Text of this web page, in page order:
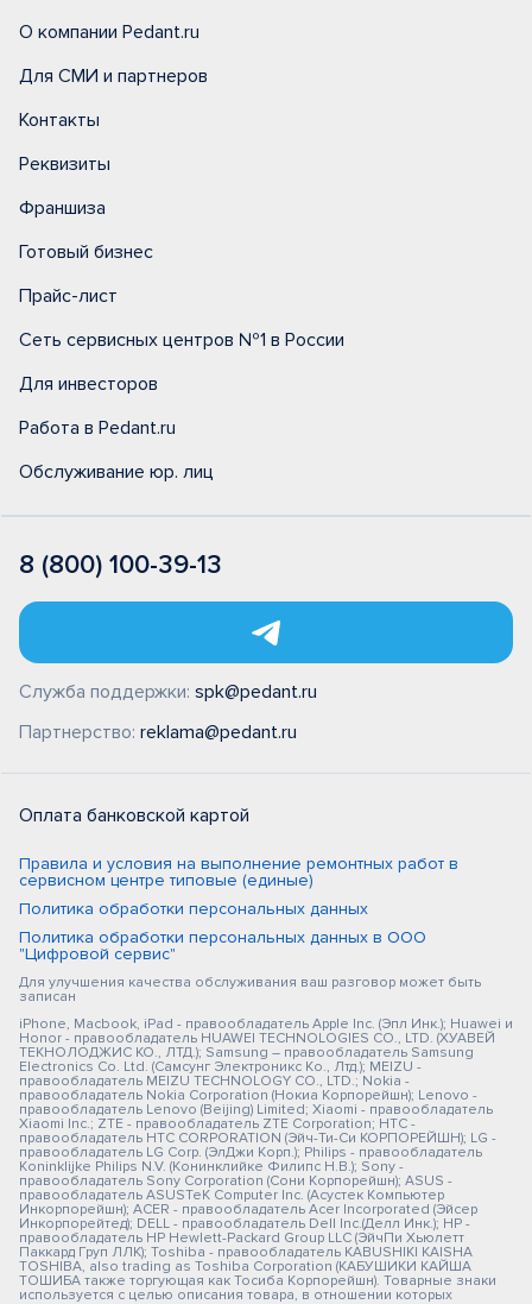
О компании Pedant.ru
Для СМИ и партнеров
Контакты
Реквизиты
Франшиза
Готовый бизнес
Прайс-лист
Сеть сервисных центров №1 в России
Для инвесторов
Работа в Pedant.ru
Обслуживание юр. лиц
8 (800) 100-39-13
Служба поддержки: spk@pedant.ru
Партнерство: reklama@pedant.ru
Оплата банковской картой
Правила и условия на выполнение ремонтных работ в
сервисном центре типовые (единые)
Политика обработки персональных данных
Политика обработки персональных данных в ООО
"Цифровой сервис"
Для улучшения качества обслуживания ваш разговор может быть
записан
iPhone, Macbook, iPad - правообладатель Apple Inc. (Эпл Инк.); Huawei и
Honor - правообладатель HUAWEI TECHNOLOGIES CO., LTD. (ХУАВЕЙ
ТЕКНОЛОДЖИС КО., ЛТД.); Samsung – правообладатель Samsung
Electronics Co. Ltd. (Самсунг Электроникс Ко., Лтд.); MEIZU -
правообладатель MEIZU TECHNOLOGY CO., LTD.; Nokia -
правообладатель Nokia Corporation (Нокиа Корпорейшн); Lenovo -
правообладатель Lenovo (Beijing) Limited; Xiaomi - правообладатель
Xiaomi Inc.; ZTE - правообладатель ZTE Corporation; HTC -
правообладатель HTC CORPORATION (Эйч-Ти-Си КОРПОРЕЙШН); LG -
правообладатель LG Corp. (ЭлДжи Корп.); Philips - правообладатель
Koninklijke Philips N.V. (Конинклийке Филипс Н.В.); Sony -
правообладатель Sony Corporation (Сони Корпорейшн); ASUS -
правообладатель ASUSTeK Computer Inc. (Асустек Компьютер
Инкорпорейшн); ACER - правообладатель Acer Incorporated (Эйсер
Инкорпорейтед); DELL - правообладатель Dell Inc.(Делл Инк.); HP -
правообладатель HP Hewlett-Packard Group LLC (ЭйчПи Хьюлетт
Паккард Груп ЛЛК); Toshiba - правообладатель KABUSHIKI KAISHA
TOSHIBA, also trading as Toshiba Corporation (КАБУШИКИ КАЙША
ТОШИБА также торгующая как Тосиба Корпорейшн). Товарные знаки
используется с целью описания товара, в отношении которых